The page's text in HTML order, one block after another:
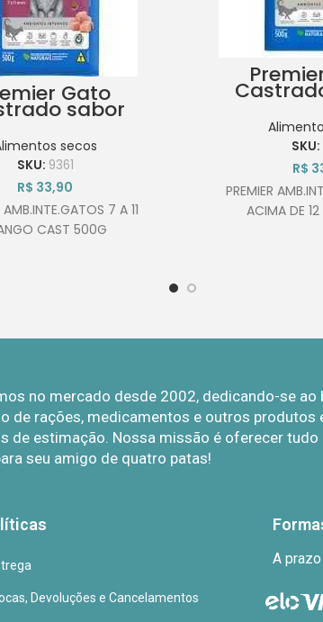
Gato
sabor
7 a 11 anos
500gsecos
SKU: 9361
R$ 33,90
AMB.INTE.GATOS 7 A 11
CAST 500G
Frango
anos
SKU:
R$
PREMIER
ACIMA DE
no mercado desde 2002, dedicando-se
de rações, medicamentos e outros produtos
de estimação. Nossa missão é oferecer tudo
seu amigo de quatro patas!
Devoluções e Cancelamentos
A prazo